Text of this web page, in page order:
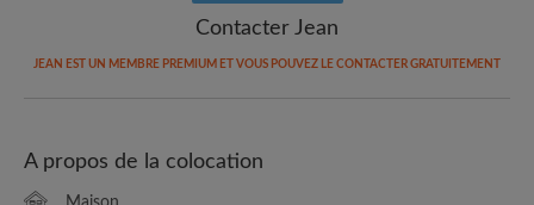
Contacter Jean
JEAN EST UN MEMBRE PREMIUM ET VOUS POUVEZ LE CONTACTER GRATUITEMENT
A propos de la colocation